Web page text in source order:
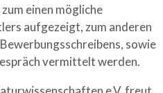
einen mögliche
aufgezeigt, zum anderen
sowie
vermittelt werden.